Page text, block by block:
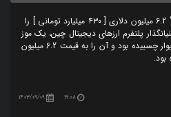
نصر: کارآفرین چینی "محصول موزی" 6.2 میلیون دلاری [ ۴۳۰ میلیارد تومانی ] را
پلتفرم ارزهای دیجیتال چین، یک موز
هنری را خورد که با نوار چسب به دیوار چسبیده بود و آن را به قیمت 6.2 میلیون
19:08
1403/09/09